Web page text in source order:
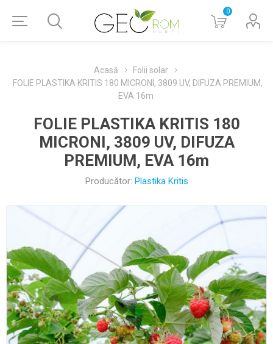
0
Acasă
Folii solar
FOLIE PLASTIKA KRITIS 180 MICRONI, 3809 UV, DIFUZA PREMIUM,
EVA 16m
FOLIE PLASTIKA KRITIS 180
MICRONI, 3809 UV, DIFUZA
PREMIUM, EVA 16m
Producător: Plastika Kritis